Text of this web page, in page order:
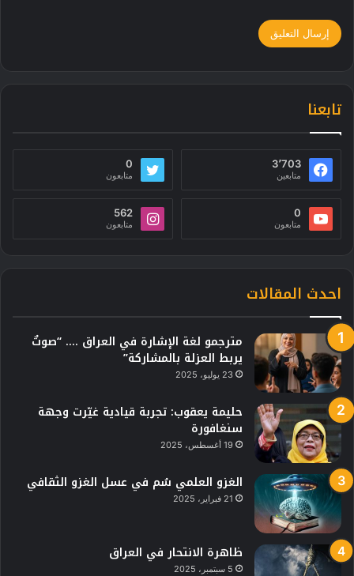
تابعنا
3٬703
متابعين
0
متابعون
0
متابعون
562
متابعون
احدث المقالات
مترجمو لغة الإشارة في العراق …. “صوتٌ
يربط العزلة بالمشاركة”
23 يوليو، 2025
حليمة يعقوب: تجربة قيادية غيّرت وجهة
سنغافورة
19 أغسطس، 2025
الغزو العلمي سُم في عسل الغزو الثقافي
21 فبراير، 2025
ظاهرة الانتحار في العراق
5 سبتمبر، 2025